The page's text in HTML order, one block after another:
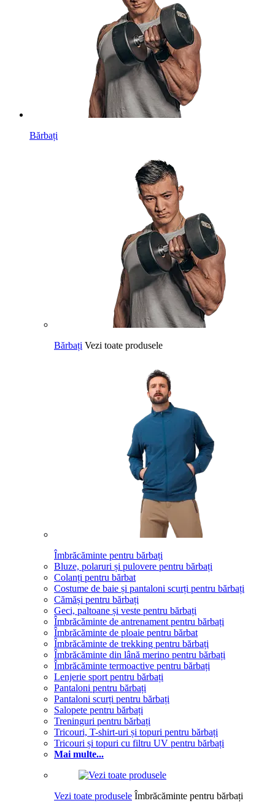
Bărbați
Bărbați Vezi toate produsele
Îmbrăcăminte pentru bărbați
Bluze, polaruri și pulovere pentru bărbați
Colanți pentru bărbat
Costume de baie și pantaloni scurți pentru bărbați
Cămăși pentru bărbați
Geci, paltoane și veste pentru bărbați
Îmbrăcăminte de antrenament pentru bărbați
Îmbrăcăminte de ploaie pentru bărbat
Îmbrăcăminte de trekking pentru bărbați
Îmbrăcăminte din lână merino pentru bărbați
Îmbrăcăminte termoactive pentru bărbați
Lenjerie sport pentru bărbați
Pantaloni pentru bărbați
Pantaloni scurți pentru bărbați
Salopete pentru bărbați
Treninguri pentru bărbați
Tricouri, T-shirt-uri și topuri pentru bărbați
Tricouri și topuri cu filtru UV pentru bărbați
Mai multe...
Vezi toate produsele Îmbrăcăminte pentru bărbați